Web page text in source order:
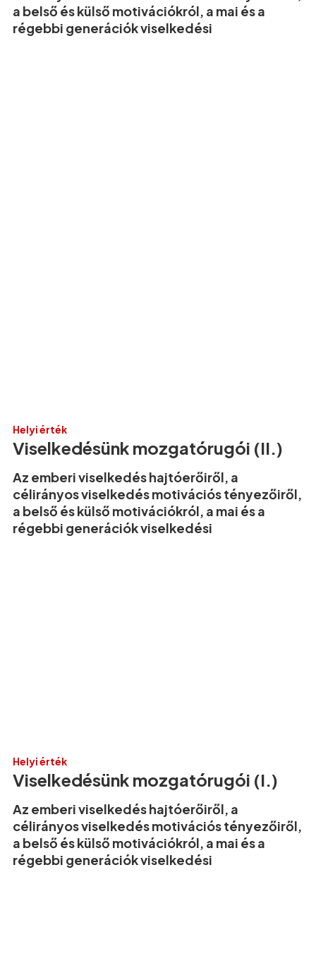
a belső és külső motivációkról, a mai és a
régebbi generációk viselkedési
Helyi érték
Viselkedésünk mozgatórugói (II.)
Az emberi viselkedés hajtóerőiről, a
célirányos viselkedés motivációs tényezőiről,
a belső és külső motivációkról, a mai és a
régebbi generációk viselkedési
Helyi érték
Viselkedésünk mozgatórugói (I.)
Az emberi viselkedés hajtóerőiről, a
célirányos viselkedés motivációs tényezőiről,
a belső és külső motivációkról, a mai és a
régebbi generációk viselkedési